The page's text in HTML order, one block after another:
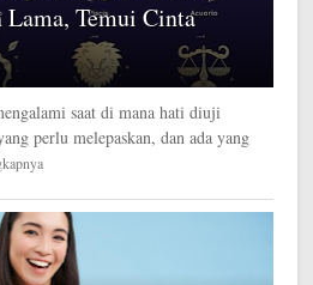
Lama, Temui Cinta
saat di mana hati diuji
perlu melepaskan, dan ada yang